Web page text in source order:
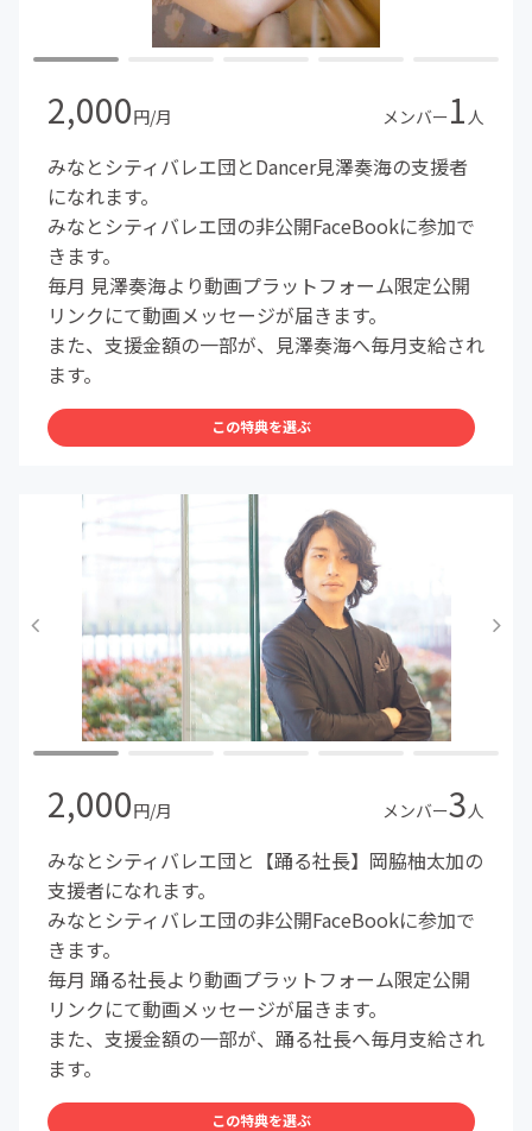
2,000円/月 メンバー1 人
みなとシティバレエ団とDancer見澤奏海の支援者
になれます。
みなとシティバレエ団の非公開FaceBookに参加で
きます。
毎月 見澤奏海より動画プラットフォーム限定公開
リンクにて動画メッセージが届きます。
また、支援金額の一部が、見澤奏海へ毎月支給され
ます。
この特典を選ぶ
2,000円/月 メンバー3 人
みなとシティバレエ団と【踊る社長】岡脇柚太加の
支援者になれます。
みなとシティバレエ団の非公開FaceBookに参加で
きます。
毎月 踊る社長より動画プラットフォーム限定公開
リンクにて動画メッセージが届きます。
また、支援金額の一部が、踊る社長へ毎月支給され
ます。
この特典を選ぶ